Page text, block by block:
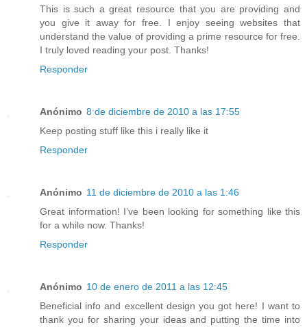
This is such a great resource that you are providing and
you give it away for free. I enjoy seeing websites that
understand the value of providing a prime resource for free.
I truly loved reading your post. Thanks!
Responder
Anónimo 8 de diciembre de 2010 a las 17:55
Keep posting stuff like this i really like it
Responder
Anónimo 11 de diciembre de 2010 a las 1:46
Great information! I’ve been looking for something like this
for a while now. Thanks!
Responder
Anónimo 10 de enero de 2011 a las 12:45
Beneficial info and excellent design you got here! I want to
thank you for sharing your ideas and putting the time into